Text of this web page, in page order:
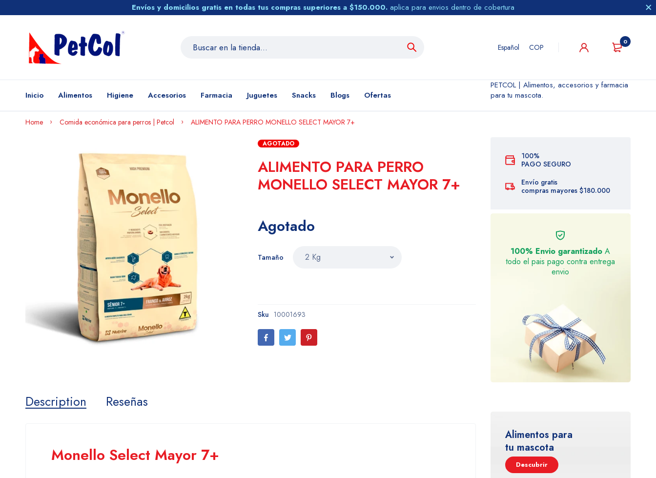
Envíos y domicilios gratis en todas tus compras superiores a $150.000. aplica para envios dentro de cobertura
Español COP
0
Inicio Alimentos Higiene Accesorios Farmacia Juguetes Snacks Blogs Ofertas
PETCOL | Alimentos, accesorios y farmacia
para tu mascota.
Home Comida económica para perros | Petcol ALIMENTO PARA PERRO MONELLO SELECT MAYOR 7+
AGOTADO
ALIMENTO PARA PERRO
MONELLO SELECT MAYOR 7+
Agotado
Tamaño
Sku 10001693
Description Reseñas
Monello Select Mayor 7+
100%
PAGO SEGURO
Envío gratis
compras mayores $180.000
100% Envio garantizadoA
todo el pais pago contra entrega
envio
Alimentos para
tu mascota
Descubrir